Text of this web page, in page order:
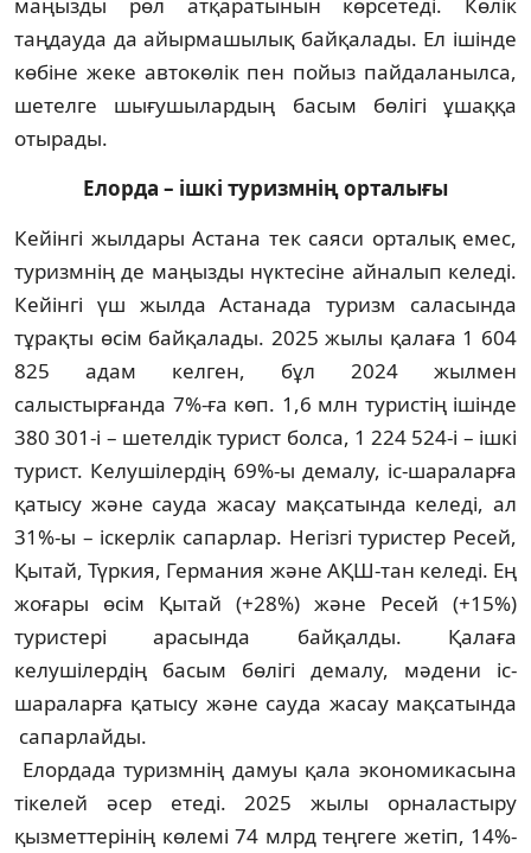
таңдауда да айырмашылық байқалады. Ел ішінде
көбіне жеке автокөлік пен пойыз пайдаланылса,
шетелге шығушылардың басым бөлігі ұшаққа
отырады.
Елорда – ішкі туризмнің орталығы
Кейінгі жылдары Астана тек саяси орта­лық емес,
туризмнің де маңызды нүкте­сіне айналып келеді.
Кейінгі үш жылда Астанада туризм саласында
тұрақты өсім байқалады. 2025 жылы қалаға 1 604
825 адам кел­ген, бұл 2024 жылмен
салыстырғанда 7%-ға көп. 1,6 млн туристің ішінде
380 301-і – шетелдік турист болса, 1 224 524-і – ішкі
турист. Келу­шілердің 69%-ы демалу, іс-шараларға
қатысу және сауда жасау мақсатында келеді, ал
31%-ы – іскерлік сапарлар. Негізгі туристер Ресей,
Қытай, Түркия, Германия және АҚШ-тан келеді. Ең
жоғары өсім Қытай (+28%) және Ресей (+15%)
туристері арасында бай­қалды. Қалаға
келушілердің басым бөлігі демалу, мәдени іс-
шараларға қатысу және сауда жасау мақсатында
сапарлайды.
Елордада туризмнің дамуы қала экономикасына
тікелей әсер етеді. 2025 жылы орналастыру
қызметтерінің көлемі 74 млрд теңгеге жетіп, 14%-